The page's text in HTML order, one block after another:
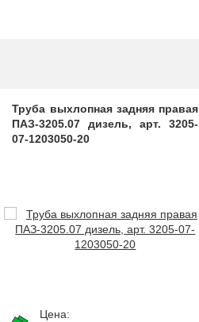
Труба выхлопная задняя правая
ПАЗ-3205.07 дизель, арт. 3205-
07-1203050-20
Цена: